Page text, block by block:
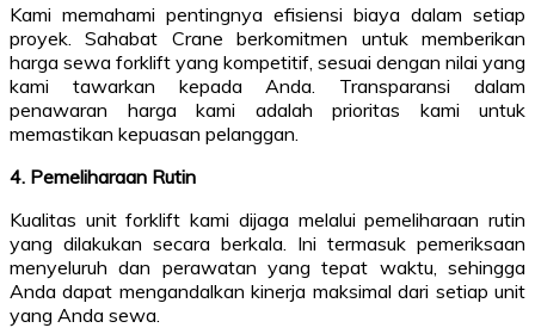
Kami memahami pentingnya efisiensi biaya dalam setiap
proyek. Sahabat Crane berkomitmen untuk memberikan
harga sewa forklift yang kompetitif, sesuai dengan nilai yang
kami tawarkan kepada Anda. Transparansi dalam
penawaran harga kami adalah prioritas kami untuk
memastikan kepuasan pelanggan.
4. Pemeliharaan Rutin
Kualitas unit forklift kami dijaga melalui pemeliharaan rutin
yang dilakukan secara berkala. Ini termasuk pemeriksaan
menyeluruh dan perawatan yang tepat waktu, sehingga
Anda dapat mengandalkan kinerja maksimal dari setiap unit
yang Anda sewa.